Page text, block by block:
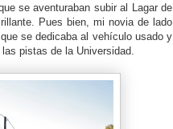
se aventuraban subir al Lagar de
Pues bien, mi novia de lado
se dedicaba al vehículo usado y
pistas de la Universidad.